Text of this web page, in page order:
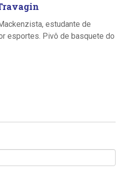
estudante de
esportes. Pivô de basquete do